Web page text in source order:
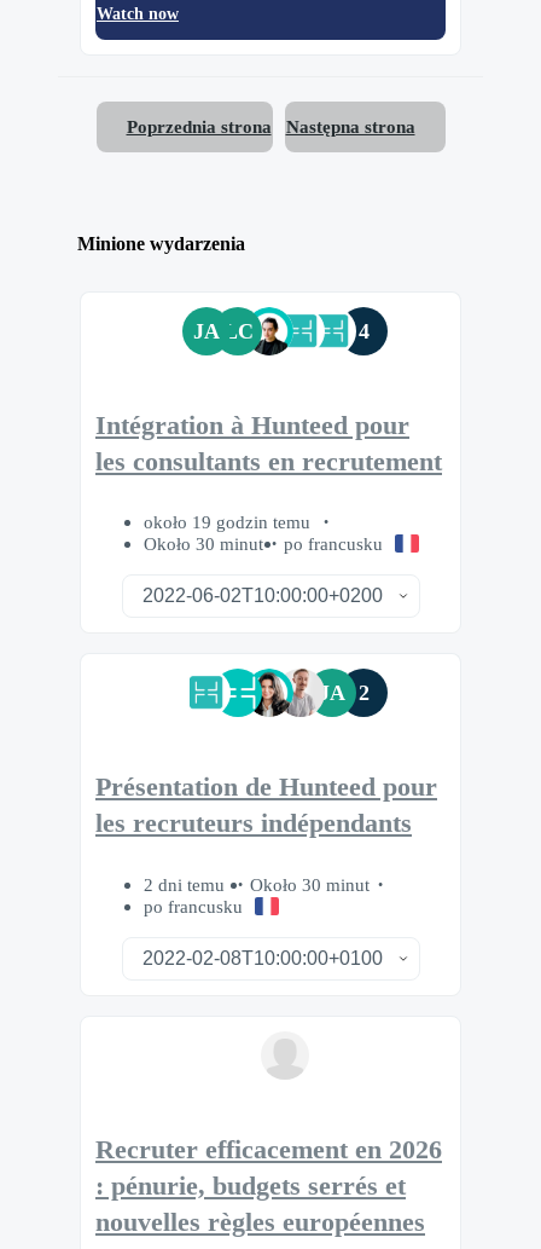
Watch now
Poprzednia strona Następna strona
Minione wydarzenia
JA LC 4
Intégration à Hunteed pour
les consultants en recrutement
około 19 godzin temu
Około 30 minut
po francusku
JA 2
Présentation de Hunteed pour
les recruteurs indépendants
2 dni temu
Około 30 minut
po francusku
Recruter efficacement en 2026
: pénurie, budgets serrés et
nouvelles règles européennes